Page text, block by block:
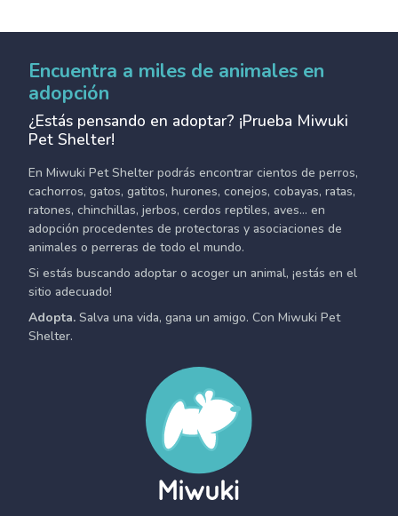
Encuentra a miles de animales en
adopción
¿Estás pensando en adoptar? ¡Prueba Miwuki
Pet Shelter!
En Miwuki Pet Shelter podrás encontrar cientos de perros,
cachorros, gatos, gatitos, hurones, conejos, cobayas, ratas,
ratones, chinchillas, jerbos, cerdos reptiles, aves... en
adopción procedentes de protectoras y asociaciones de
animales o perreras de todo el mundo.
Si estás buscando adoptar o acoger un animal, ¡estás en el
sitio adecuado!
Adopta. Salva una vida, gana un amigo. Con Miwuki Pet
Shelter.